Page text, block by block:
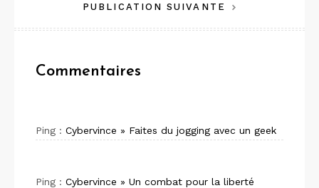
l’articlePUBLICATION SUIVANTE
Commentaires
Ping : Cybervince » Faites du jogging avec un geek
Ping : Cybervince » Un combat pour la liberté